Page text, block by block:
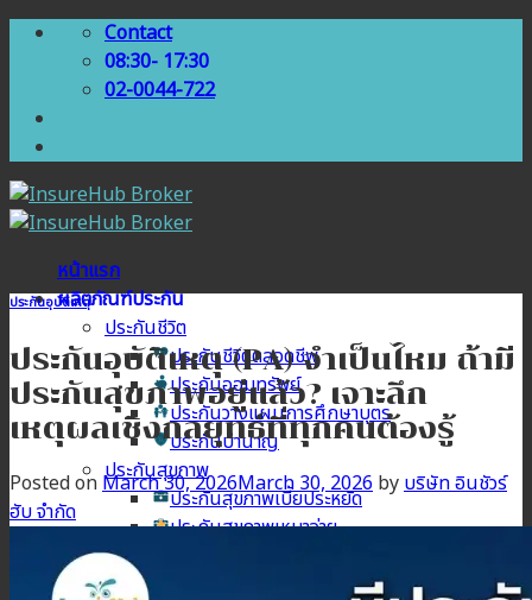
Skip
Contact
08:30- 17:30
02-0044-722
หน้าแรก
ผลิตภัณฑ์ประกัน
ประกันชีวิต
ประกันชีวิตตลอดชีพ
ประกันออมทรัพย์
ประกันวางแผนการศึกษาบุตร
ประกันบำนาญ
ประกันสุขภาพ
ประกันสุขภาพเบี้ยประหยัด
ประกันสุขภาพเหมาจ่าย
ประกันวางแผนคลอดบุตร
ประกันอุบัติเหตุ
ประกันอุบัติเหตุ (PA) จำเป็นไหม ถ้ามี
ประกันสุขภาพอยู่แล้ว? เจาะลึก
เหตุผลเชิงกลยุทธ์ที่ทุกคนต้องรู้
Posted onMarch 30, 2026March 30, 2026 byบริษัท อินชัวร์
ฮับ จำกัด